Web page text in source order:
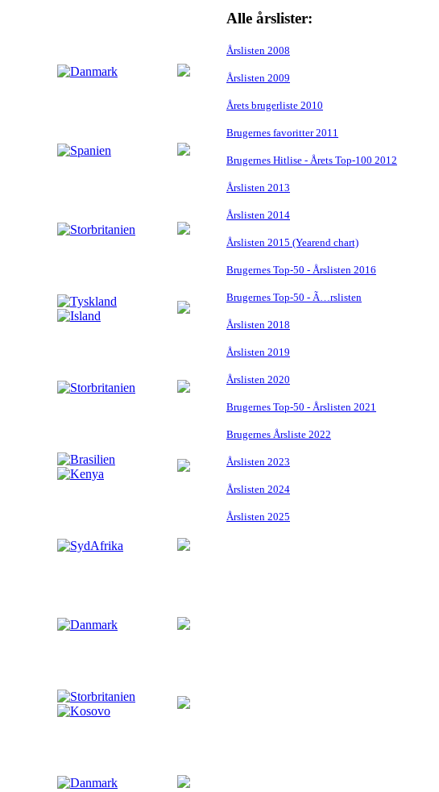
Alle årslister:
Årslisten 2008
Årslisten 2009
Årets brugerliste 2010
Brugernes favoritter 2011
Brugernes Hitlise - Årets Top-100 2012
Årslisten 2013
Årslisten 2014
Årslisten 2015 (Yearend chart)
Brugernes Top-50 - Årslisten 2016
Brugernes Top-50 - Ã…rslisten
Årslisten 2018
Årslisten 2019
Årslisten 2020
Brugernes Top-50 - Årslisten 2021
Brugernes Årsliste 2022
Årslisten 2023
Årslisten 2024
Årslisten 2025